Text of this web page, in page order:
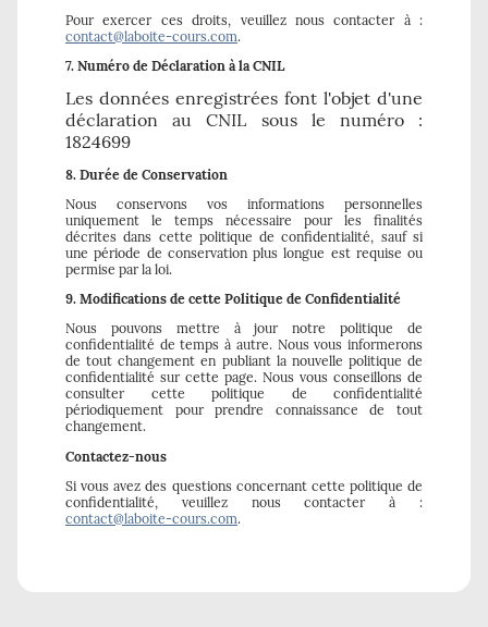
Pour exercer ces droits, veuillez nous contacter à :
contact@laboite-cours.com.
7. Numéro de Déclaration à la CNIL
Les données enregistrées font l'objet d'une
déclaration au CNIL sous le numéro :
1824699
8. Durée de Conservation
Nous conservons vos informations personnelles
uniquement le temps nécessaire pour les finalités
décrites dans cette politique de confidentialité, sauf si
une période de conservation plus longue est requise ou
permise par la loi.
9. Modifications de cette Politique de Confidentialité
Nous pouvons mettre à jour notre politique de
confidentialité de temps à autre. Nous vous informerons
de tout changement en publiant la nouvelle politique de
confidentialité sur cette page. Nous vous conseillons de
consulter cette politique de confidentialité
périodiquement pour prendre connaissance de tout
changement.
Contactez-nous
Si vous avez des questions concernant cette politique de
confidentialité, veuillez nous contacter à :
contact@laboite-cours.com.